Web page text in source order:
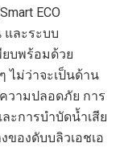
ECO
และระบบ
บพร้อมด้วย
ไม่ว่าจะเป็นด้าน
วามปลอดภัย การ
ะการบำบัดน้ำเสีย
องดับบลิวเอชเอ